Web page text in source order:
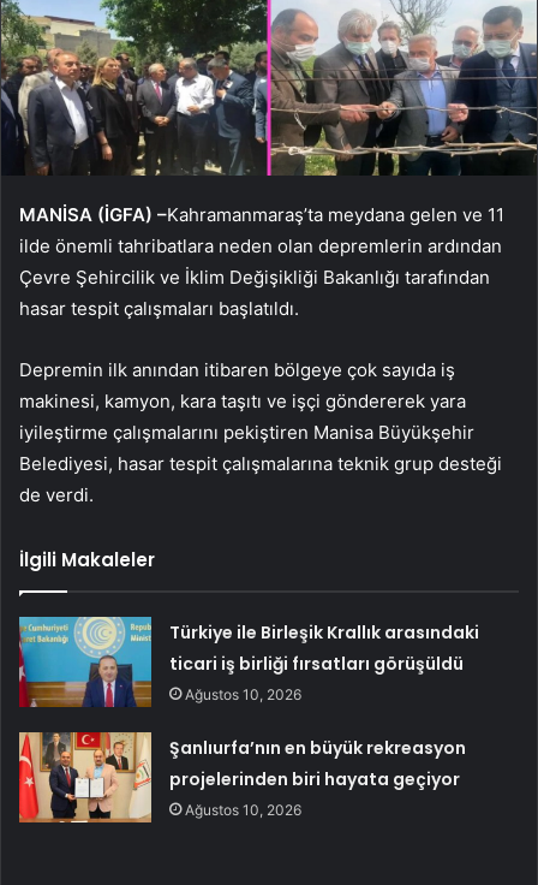
MANİSA (İGFA) –Kahramanmaraş’ta meydana gelen ve 11
ilde önemli tahribatlara neden olan depremlerin ardından
Çevre Şehircilik ve İklim Değişikliği Bakanlığı tarafından
hasar tespit çalışmaları başlatıldı.
Depremin ilk anından itibaren bölgeye çok sayıda iş
makinesi, kamyon, kara taşıtı ve işçi göndererek yara
iyileştirme çalışmalarını pekiştiren Manisa Büyükşehir
Belediyesi, hasar tespit çalışmalarına teknik grup desteği
de verdi.
İlgili Makaleler
Türkiye ile Birleşik Krallık arasındaki
ticari iş birliği fırsatları görüşüldü
Ağustos 10, 2026
Şanlıurfa’nın en büyük rekreasyon
projelerinden biri hayata geçiyor
Ağustos 10, 2026